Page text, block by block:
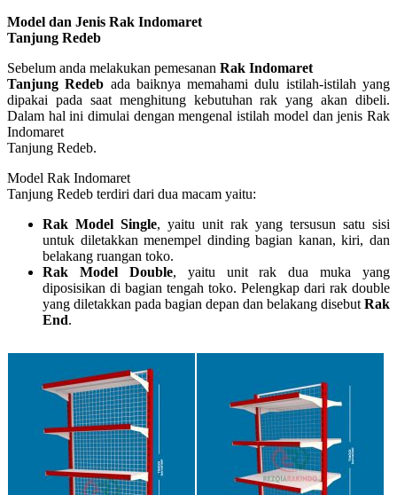
Model dan Jenis Rak Indomaret
Tanjung Redeb
Sebelum anda melakukan pemesanan Rak Indomaret
Tanjung Redeb ada baiknya memahami dulu istilah-istilah yang
dipakai pada saat menghitung kebutuhan rak yang akan dibeli.
Dalam hal ini dimulai dengan mengenal istilah model dan jenis Rak
Indomaret
Tanjung Redeb.
Model Rak Indomaret
Tanjung Redeb terdiri dari dua macam yaitu:
Rak Model Single, yaitu unit rak yang tersusun satu sisi
untuk diletakkan menempel dinding bagian kanan, kiri, dan
belakang ruangan toko.
Rak Model Double, yaitu unit rak dua muka yang
diposisikan di bagian tengah toko. Pelengkap dari rak double
yang diletakkan pada bagian depan dan belakang disebut Rak
End.